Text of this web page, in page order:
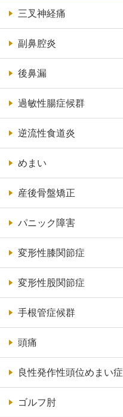
三叉神経痛
副鼻腔炎
後鼻漏
過敏性腸症候群
逆流性食道炎
めまい
産後骨盤矯正
パニック障害
変形性膝関節症
変形性股関節症
手根管症候群
頭痛
良性発作性頭位めまい症
ゴルフ肘